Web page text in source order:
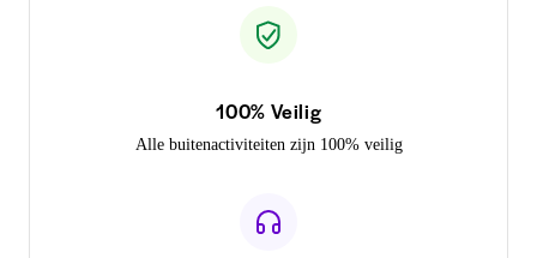
100% Veilig
Alle buitenactiviteiten zijn 100% veilig